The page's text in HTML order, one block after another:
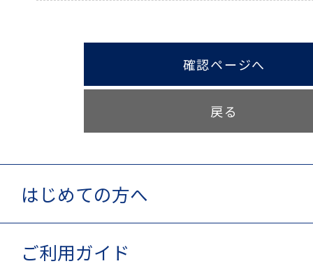
確認ページへ
戻る
はじめての方へ
ご利用ガイド